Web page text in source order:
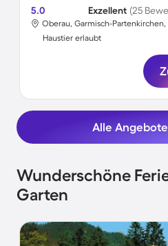
5.0 Exzellent (25
Oberau, Garmisch-
Haustier erlaubt
Alle
Wunderschöne
Garten